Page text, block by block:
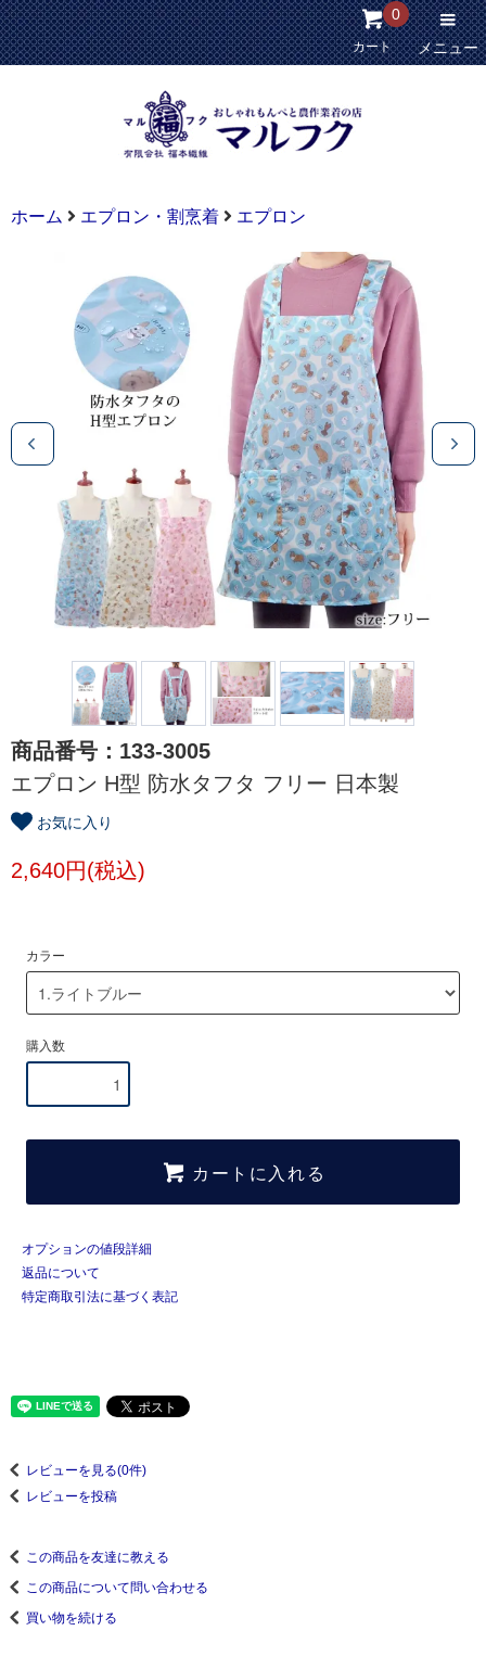
カート
0
メニュー
ホーム エプロン・割烹着 エプロン
商品番号：133-3005
エプロン H型 防水タフタ フリー 日本製
お気に入り
2,640円(税込)
カラー
購入数
カートに入れる
オプションの値段詳細
返品について
特定商取引法に基づく表記
レビューを見る(0件)
レビューを投稿
この商品を友達に教える
この商品について問い合わせる
買い物を続ける